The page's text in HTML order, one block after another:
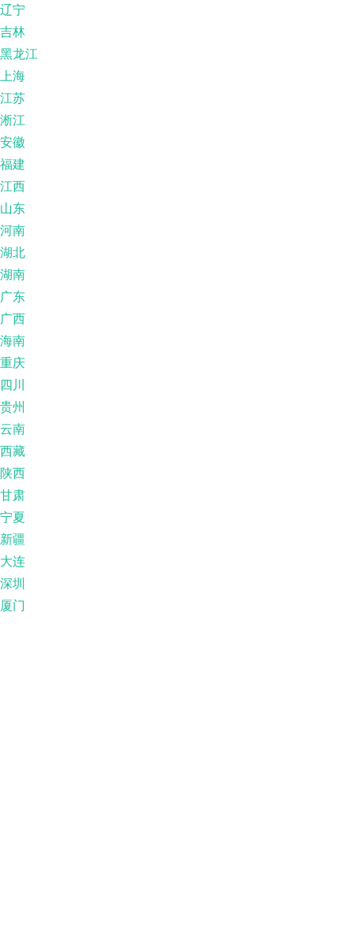
辽宁
吉林
黑龙江
上海
江苏
淅江
安徽
福建
江西
山东
河南
湖北
湖南
广东
广西
海南
重庆
四川
贵州
云南
西藏
陕西
甘肃
宁夏
新疆
大连
深圳
厦门